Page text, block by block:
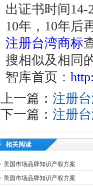
出证书时间 14-
10年， 10年后
注册台湾商标
搜相似及相同
智库首页：
上一篇： 注册
下一篇： 注册
相关阅读
美国市场品牌知识产权方案
美国市场品牌知识产权方案